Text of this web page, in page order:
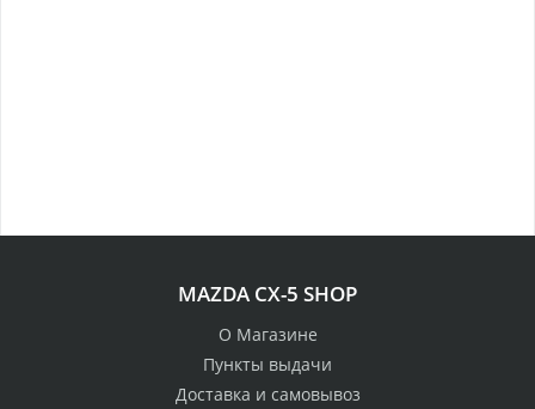
MAZDA CX-5 SHOP
О Магазине
Пункты выдачи
Доставка и самовывоз